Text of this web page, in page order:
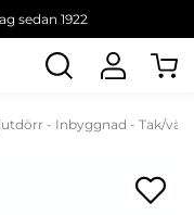
sedan 1922
- Inbyggnad - Tak/